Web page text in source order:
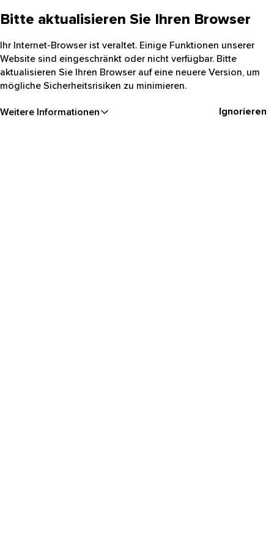
Bitte aktualisieren Sie Ihren Browser
Ihr Internet-Browser ist veraltet. Einige Funktionen unserer
Website sind eingeschränkt oder nicht verfügbar. Bitte
aktualisieren Sie Ihren Browser auf eine neuere Version, um
mögliche Sicherheitsrisiken zu minimieren.
Weitere Informationen Ignorieren